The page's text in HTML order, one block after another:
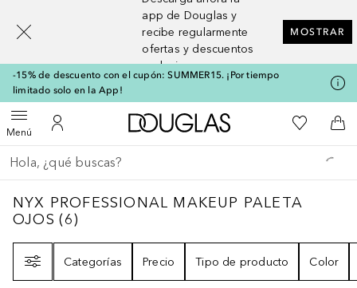
app de Douglas y
recibe regularmente
ofertas y descuentos
exclusivos
MOSTRAR
-15% de descuento con el cupón: SUMMER15. ¡Por tiempo
limitado solo en la App!
MenúAbrir menúMi cuenta
A Douglas HomeMi lista de
A
Regresar
Ejecutar búsqueda
NYX PROFESSIONAL MAKEUP PALETA
NYX PROFESSIONAL MAKEUP PALETA
OJOS (6)
Categorías
Precio Tipo de producto Color
[navigation.slideout.screenreader]